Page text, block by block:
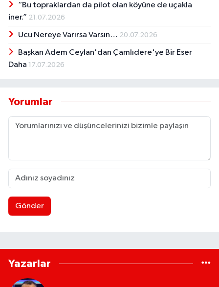
“Bu topraklardan da pilot olan köyüne de uçakla
iner.” 21.07.2026
Ucu Nereye Varırsa Varsın… 20.07.2026
Başkan Adem Ceylan'dan Çamlıdere'ye Bir Eser
Daha 17.07.2026
Yorumlar
Gönder
Yazarlar